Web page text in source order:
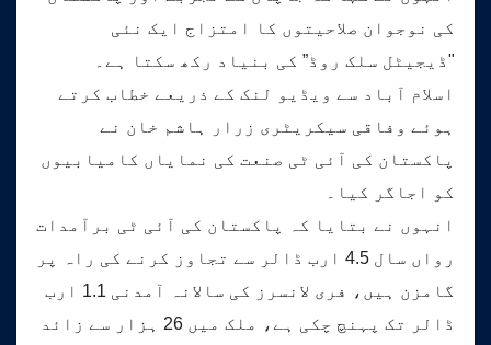
کی نوجوان صلاحیتوں کا امتزاج ایک نئی
"ڈیجیٹل سلک روڈ” کی بنیاد رکھ سکتا ہے۔
اسلام آباد سے ویڈیو لنک کے ذریعے خطاب کرتے
ہوئے وفاقی سیکریٹری زرار ہاشم خان نے
پاکستان کی آئی ٹی صنعت کی نمایاں کامیابیوں
کو اجاگر کیا۔
انہوں نے بتایا کہ پاکستان کی آئی ٹی برآمدات
رواں سال 4.5 ارب ڈالر سے تجاوز کرنے کی راہ پر
گامزن ہیں، فری لانسرز کی سالانہ آمدنی 1.1 ارب
ڈالر تک پہنچ چکی ہے، ملک میں 26 ہزار سے زائد